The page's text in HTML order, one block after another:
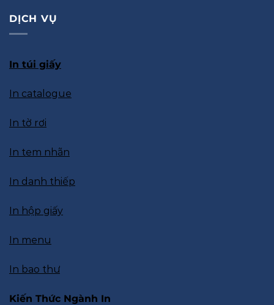
DỊCH VỤ
In túi giấy
In catalogue
In tờ rơi
In tem nhãn
In danh thiếp
In hộp giấy
In menu
In bao thư
Kiến Thức Ngành In